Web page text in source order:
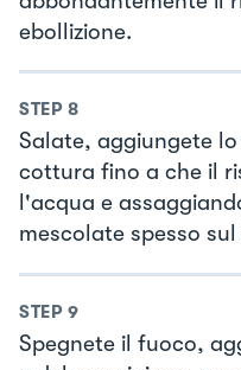
ebollizione.
STEP 8
Salate, aggiungete
cottura fino a che il
l'acqua e
mescolate spesso
STEP 9
Spegnete il fuoco,